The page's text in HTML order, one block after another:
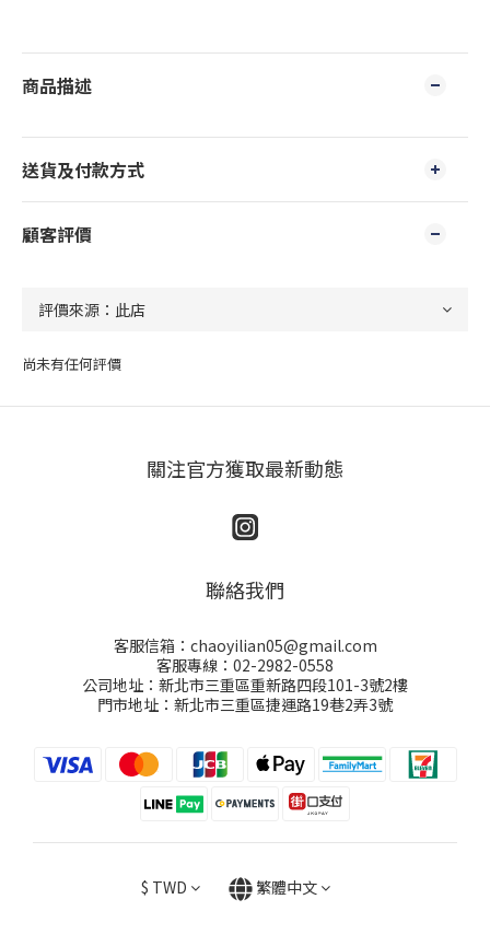
商品描述
送貨及付款方式
顧客評價
尚未有任何評價
關注官方獲取最新動態
聯絡我們
客服信箱：chaoyilian05@gmail.com
客服專線：02-2982-0558
公司地址：新北市三重區重新路四段101-3號2樓
門市地址：新北市三重區捷運路19巷2弄3號
$ TWD 繁體中文